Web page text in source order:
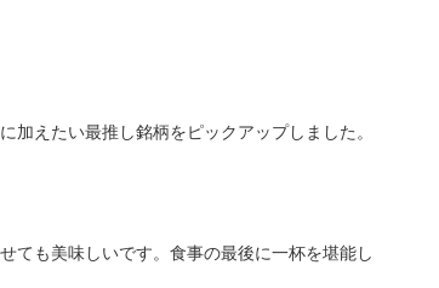
えたい最推し銘柄をピックアップしました。
ても美味しいです。食事の最後に一杯を堪能し